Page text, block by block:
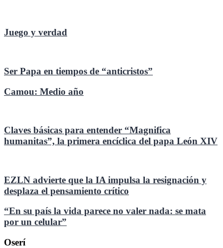
Juego y verdad
Ser Papa en tiempos de “anticristos”
Camou: Medio año
Claves básicas para entender “Magnifica
humanitas”, la primera encíclica del papa León XIV
EZLN advierte que la IA impulsa la resignación y
desplaza el pensamiento crítico
“En su país la vida parece no valer nada: se mata
por un celular”
Oserí